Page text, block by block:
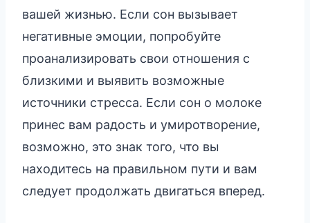
вашей жизнью. Если сон вызывает
негативные эмоции, попробуйте
проанализировать свои отношения с
близкими и выявить возможные
источники стресса. Если сон о молоке
принес вам радость и умиротворение,
возможно, это знак того, что вы
находитесь на правильном пути и вам
следует продолжать двигаться вперед.